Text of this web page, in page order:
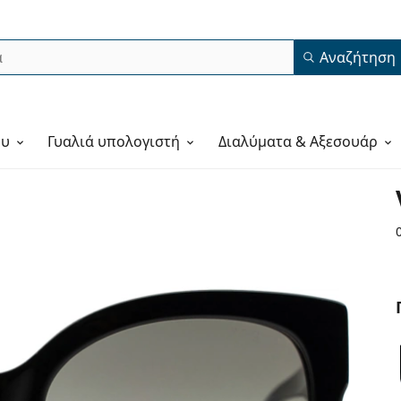
Αναζήτηση
Γυαλιά υπολογιστή Διαλύματα & Αξεσουάρ